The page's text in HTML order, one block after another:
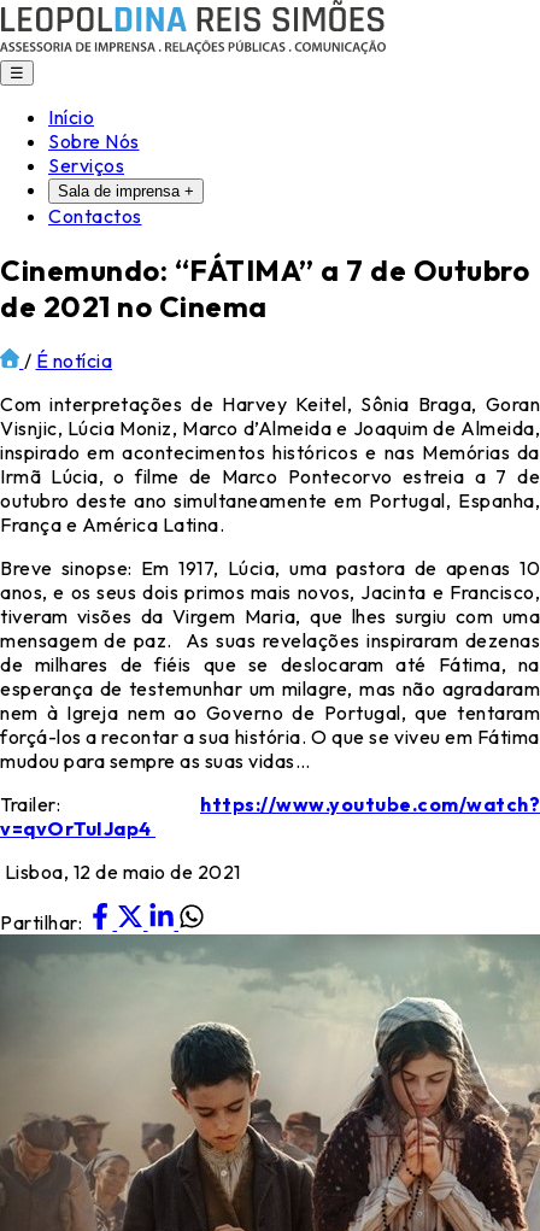
☰
Início
Sobre Nós
Serviços
Sala de imprensa +
Contactos
Cinemundo: “FÁTIMA” a 7 de Outubro
de 2021 no Cinema
/ É notícia
Com interpretações de Harvey Keitel, Sônia Braga, Goran
Visnjic, Lúcia Moniz, Marco d’Almeida e Joaquim de Almeida,
inspirado em acontecimentos históricos e nas Memórias da
Irmã Lúcia, o filme de Marco Pontecorvo estreia a 7 de
outubro deste ano simultaneamente em Portugal, Espanha,
França e América Latina.
Breve sinopse: Em 1917, Lúcia, uma pastora de apenas 10
anos, e os seus dois primos mais novos, Jacinta e Francisco,
tiveram visões da Virgem Maria, que lhes surgiu com uma
mensagem de paz. As suas revelações inspiraram dezenas
de milhares de fiéis que se deslocaram até Fátima, na
esperança de testemunhar um milagre, mas não agradaram
nem à Igreja nem ao Governo de Portugal, que tentaram
forçá-los a recontar a sua história. O que se viveu em Fátima
mudou para sempre as suas vidas…
Trailer: https://www.youtube.com/watch?
v=qvOrTuIJap4
Lisboa, 12 de maio de 2021
Partilhar: